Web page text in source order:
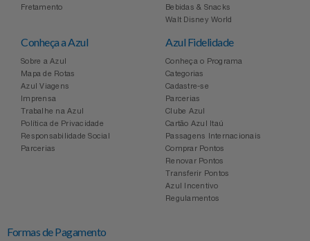
Fretamento
Bebidas & Snacks
Walt Disney World
Conheça a Azul
Sobre a Azul
Mapa de Rotas
Azul Viagens
Imprensa
Trabalhe na Azul
Política de Privacidade
Responsabilidade Social
Parcerias
Azul Fidelidade
Conheça o Programa
Categorias
Cadastre-se
Parcerias
Clube Azul
Cartão Azul Itaú
Passagens Internacionais
Comprar Pontos
Renovar Pontos
Transferir Pontos
Azul Incentivo
Regulamentos
Formas de Pagamento